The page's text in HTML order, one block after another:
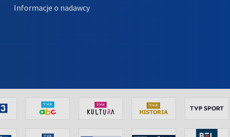
Informacje o nadawcy